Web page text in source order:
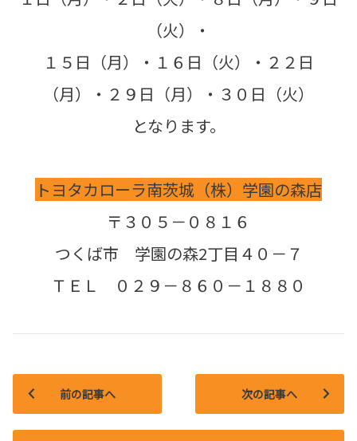
（火）・
１５日（月）・１６日（火）・２２日
（月）・２９日（月）・３０日（火）
となります。
トヨタカローラ南茨城（株）学園の森店
〒３０５－０８１６
つくば市 学園の森2丁目４０－７
ＴＥＬ ０２９－８６０－１８８０
前の記事へ 次の記事へ